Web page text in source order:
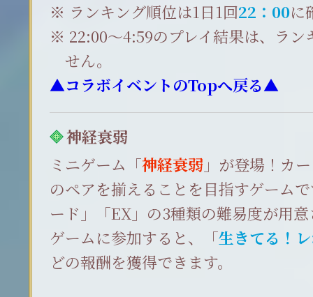
ランキング順位は1日1回22：00に
22:00～4:59のプレイ結果は、ラ
せん。
▲コラボイベントのTopへ戻る▲
神経衰弱
ミニゲーム「神経衰弱 」が登場！カ
のペアを揃えることを目指すゲーム
ード」「EX」の3種類の難易度が用
ゲームに参加すると、「生きてる！
どの報酬を獲得できます。